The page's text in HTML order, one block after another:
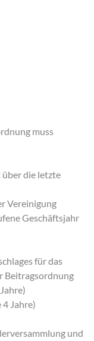
muss
die letzte
Vereinigung
Geschäftsjahr
für das
Beitragsordnung
Jahre)
und